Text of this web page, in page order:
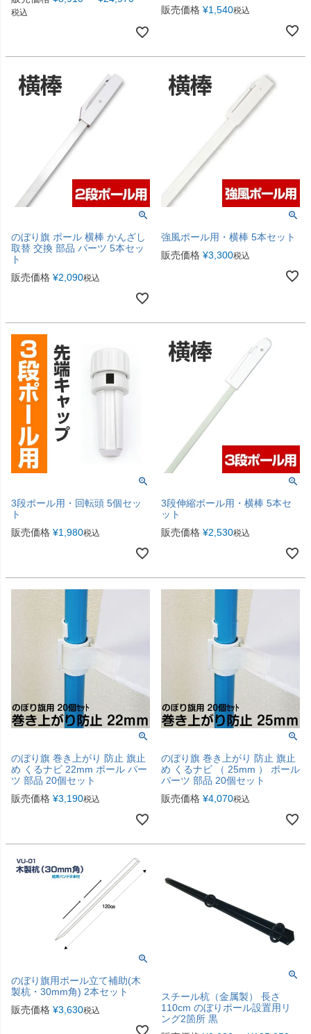
税込
販売価格 ¥1,540税込
のぼり旗 ポール 横棒 かんざし
取替 交換 部品 パーツ 5本セッ
ト
販売価格 ¥2,090税込
強風ポール用・横棒 5本セット
販売価格 ¥3,300税込
3段ポール用・回転頭 5個セッ
ト
販売価格 ¥1,980税込
3段伸縮ポール用・横棒 5本セ
ット
販売価格 ¥2,530税込
のぼり旗 巻き上がり 防止 旗止
め くるナビ 22mm ポール パー
ツ 部品 20個セット
販売価格 ¥3,190税込
のぼり旗 巻き上がり 防止 旗止
め くるナビ （ 25mm ） ポール
パーツ 部品 20個セット
販売価格 ¥4,070税込
のぼり旗用ポール立て補助(木
製杭・30mm角) 2本セット
販売価格 ¥3,630税込
スチール杭（金属製） 長さ
110cm のぼりポール設置用リ
ング2箇所 黒